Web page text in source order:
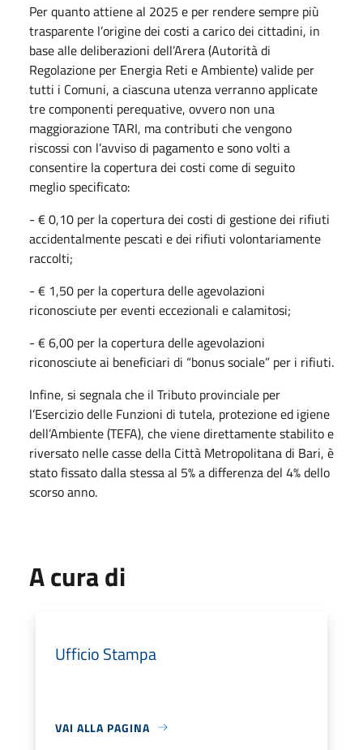
Per quanto attiene al 2025 e per rendere sempre più
trasparente l’origine dei costi a carico dei cittadini, in
base alle deliberazioni dell’Arera (Autorità di
Regolazione per Energia Reti e Ambiente) valide per
tutti i Comuni, a ciascuna utenza verranno applicate
tre componenti perequative, ovvero non una
maggiorazione TARI, ma contributi che vengono
riscossi con l’avviso di pagamento e sono volti a
consentire la copertura dei costi come di seguito
meglio specificato:
- € 0,10 per la copertura dei costi di gestione dei rifiuti
accidentalmente pescati e dei rifiuti volontariamente
raccolti;
- € 1,50 per la copertura delle agevolazioni
riconosciute per eventi eccezionali e calamitosi;
- € 6,00 per la copertura delle agevolazioni
riconosciute ai beneficiari di “bonus sociale” per i rifiuti.
Infine, si segnala che il Tributo provinciale per
l’Esercizio delle Funzioni di tutela, protezione ed igiene
dell’Ambiente (TEFA), che viene direttamente stabilito e
riversato nelle casse della Città Metropolitana di Bari, è
stato fissato dalla stessa al 5% a differenza del 4% dello
scorso anno.
A cura di
Ufficio Stampa
VAI ALLA PAGINA